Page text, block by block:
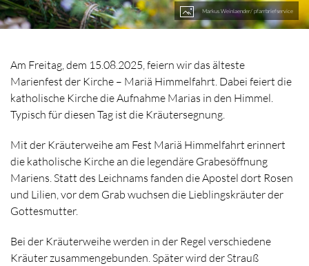
Markus Weinlaender/ pfarrbriefservice
Am Freitag, dem 15.08.2025, feiern wir das älteste
Marienfest der Kirche – Mariä Himmelfahrt. Dabei feiert die
katholische Kirche die Aufnahme Marias in den Himmel.
Typisch für diesen Tag ist die Kräutersegnung.
Mit der Kräuterweihe am Fest Mariä Himmelfahrt erinnert
die katholische Kirche an die legendäre Grabesöffnung
Mariens. Statt des Leichnams fanden die Apostel dort Rosen
und Lilien, vor dem Grab wuchsen die Lieblingskräuter der
Gottesmutter.
Bei der Kräuterweihe werden in der Regel verschiedene
Kräuter zusammengebunden. Später wird der Strauß